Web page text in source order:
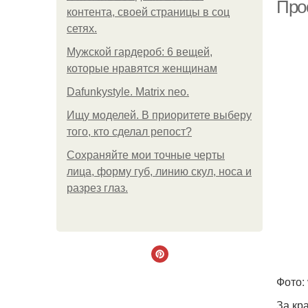
контента, своей страницы в соц
сетях.
Мужской гардероб: 6 вещей,
которые нравятся женщинам
Dafunkystyle. Matrix neo.
Ищу моделей. В приоритете выберу
того, кто сделал репост?
Сохраняйте мои точные черты
лица, форму губ, линию скул, носа и
разрез глаз.
Фото: